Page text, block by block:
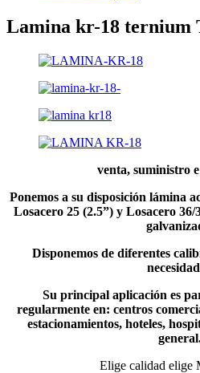
Lamina kr-18 ternium
venta, suministro
Ponemos a su disposición lámina
Losacero 25 (2.5”) y Losacero 36/
Disponemos de diferentes
Su principal aplicación es
regularmente en: centros
estacionamientos, hoteles,
Elige calidad elige